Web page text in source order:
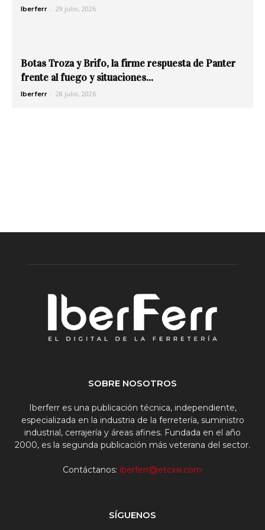
Iberferr - 29 julio, 2026
Botas Troza y Brifo, la firme respuesta de Panter
frente al fuego y situaciones...
Iberferr - 28 julio, 2026
SOBRE NOSOTROS
Iberferr es una publicación técnica, independiente,
especializada en la industria de la ferretería, suministro
industrial, cerrajería y áreas afines. Fundada en el año
2000, es la segunda publicación más veterana del sector.
Contáctanos: iberferr@etcxxi.com
SÍGUENOS